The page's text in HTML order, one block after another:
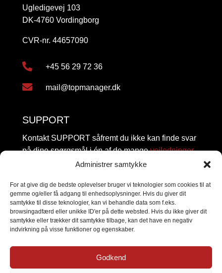
Administrer samtykke
For at give dig de bedste oplevelser bruger vi teknologier som cookies til at
gemme og/eller få adgang til enhedsoplysninger. Hvis du giver dit
samtykke til disse teknologier, kan vi behandle data som f.eks.
browsingadfærd eller unikke ID'er på dette websted. Hvis du ikke giver dit
samtykke eller trækker dit samtykke tilbage, kan det have en negativ
indvirkning på visse funktioner og egenskaber.
Godkend
Ugledigevej 103
DK-4760 Vordingborg
CVR-nr. 44657090
 +45 56 29 72 36
 mail@topmanager.dk
SUPPORT
Kontakt SUPPORT såfremt du ikke kan finde svar
på dine spørgsmål i én af de mangevejledninger.
 mail@topmanager.dk
 Driftsstatus